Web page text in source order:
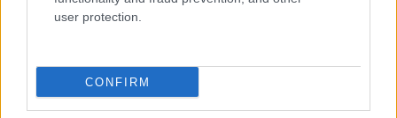
user protection.
CONFIRM
εκπαίδευση
e-ΕΦΚΑ: Έως 846 ευρώ επιπλέον στη